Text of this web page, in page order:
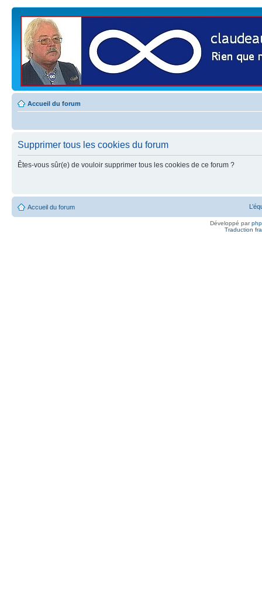
Accueil du forum
Supprimer tous les cookies du forum
Êtes-vous sûr(e) de vouloir supprimer tous les cookies de ce forum ?
Accueil du forum
Développé par
Traduction